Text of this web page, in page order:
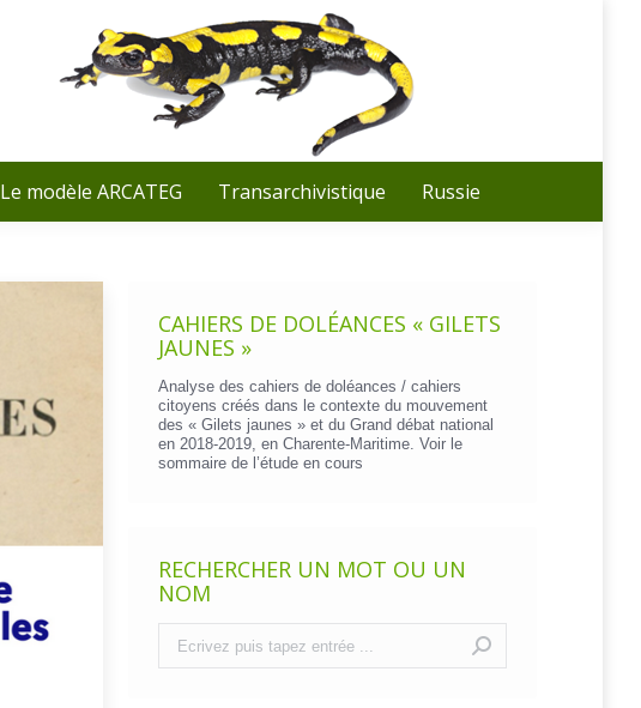
Recherche
:
Le modèle ARCATEG Transarchivistique Russie
CAHIERS DE DOLÉANCES « GILETS
JAUNES »
Analyse des cahiers de doléances / cahiers
citoyens créés dans le contexte du mouvement
des « Gilets jaunes » et du Grand débat national
en 2018-2019, en Charente-Maritime. Voir le
sommaire de l’étude en cours
RECHERCHER UN MOT OU UN
NOM